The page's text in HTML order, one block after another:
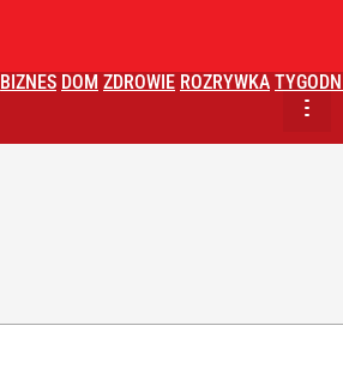
BIZNES DOM ZDROWIE ROZRYWKA